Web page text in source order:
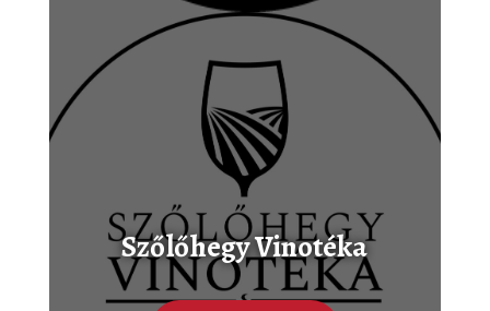
Szőlőhegy Vinotéka